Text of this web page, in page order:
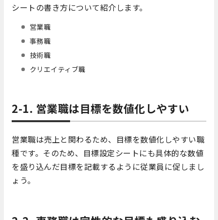
シートの書き方について紹介します。
営業職
事務職
技術職
クリエイティブ職
2-1. 営業職は目標を数値化しやすい
営業職は売上と関わるため、目標を数値化しやすい職
種です。そのため、目標設定シートにも具体的な数値
を盛り込んだ目標を記載するように従業員に促しまし
ょう。